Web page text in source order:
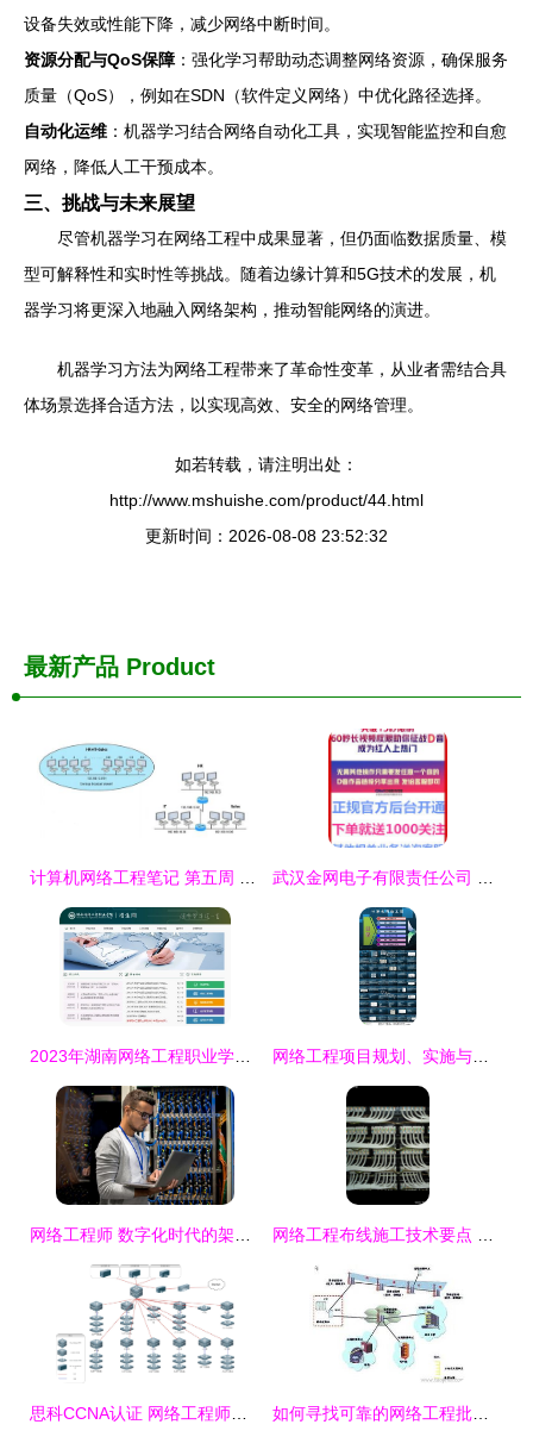
设备失效或性能下降，减少网络中断时间。
资源分配与QoS保障 ：强化学习帮助动态调整网络资源，确保服务
质量（QoS），例如在SDN（软件定义网络）中优化路径选择。
自动化运维 ：机器学习结合网络自动化工具，实现智能监控和自愈
网络，降低人工干预成本。
三、挑战与未来展望
尽管机器学习在网络工程中成果显著，但仍面临数据质量、模
型可解释性和实时性等挑战。随着边缘计算和5G技术的发展，机
器学习将更深入地融入网络架构，推动智能网络的演进。
机器学习方法为网络工程带来了革命性变革，从业者需结合具
体场景选择合适方法，以实现高效、安全的网络管理。
如若转载，请注明出处：
http://www.mshuishe.com/product/44.html
更新时间：2026-08-08 23:52:32
最新产品 Product
计算机网络工程笔记 第五周 网络工程导论与核心实践 武汉金网电子有限责任公司 深耕网络产品与网络工程的专业力量
2023年湖南网络工程职业学院高考录取查询系统入口指南与网络工程专业介绍 网络工程项目规划、实施与管理——核心内容与PPT资源指引
网络工程师 数字化时代的架构师与守护者 网络工程布线施工技术要点 科能融合通信视角下的高效实施指南
思科CCNA认证 网络工程师的入门基石与职业阶梯 如何寻找可靠的网络工程批发货源与厂家供应信息